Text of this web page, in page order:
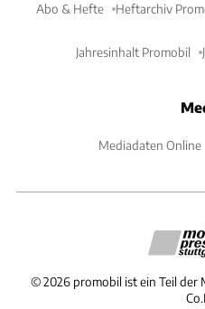
Abo & Hefte Heftarchiv
Jahresinhalt Promobil
Mediadaten Online
©2026 promobil ist ein Teil der